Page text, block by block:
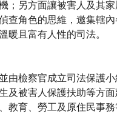
；另方面讓被害人及其
查角色的思維，邀集轄
暖且富有人性的司法。
由檢察官成立司法保護
及被害人保護扶助等方面
教育、勞工及原住民事